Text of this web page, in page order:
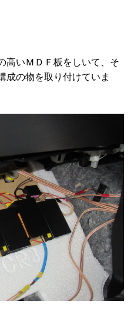
高いＭＤＦ板をしいて、そ
成の物を取り付けていま